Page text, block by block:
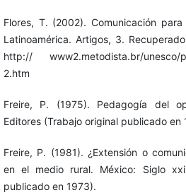
Flores, T. (2002). Comunicación
Latinoamérica. Artigos, 3.
http:// www2.metodista.br/unesco/
2.htm
Freire, P. (1975). Pedagogía del
Editores (Trabajo original publicado en
Freire, P. (1981). ¿Extensión o
en el medio rural. México: Siglo
publicado en 1973).